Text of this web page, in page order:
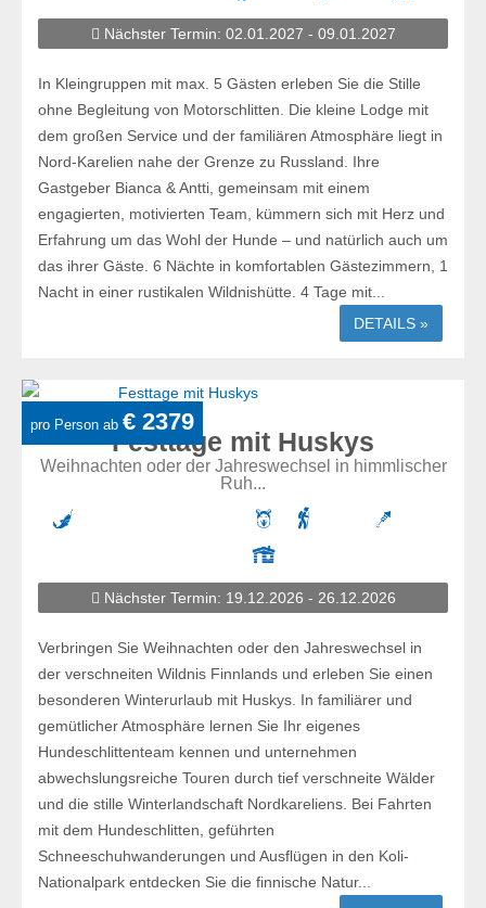
Nächster Termin: 02.01.2027 - 09.01.2027
In Kleingruppen mit max. 5 Gästen erleben Sie die Stille
ohne Begleitung von Motorschlitten. Die kleine Lodge mit
dem großen Service und der familiären Atmosphäre liegt in
Nord-Karelien nahe der Grenze zu Russland. Ihre
Gastgeber Bianca & Antti, gemeinsam mit einem
engagierten, motivierten Team, kümmern sich mit Herz und
Erfahrung um das Wohl der Hunde – und natürlich auch um
das ihrer Gäste. 6 Nächte in komfortablen Gästezimmern, 1
Nacht in einer rustikalen Wildnishütte. 4 Tage mit...
DETAILS »
pro Person ab € 2379
Festtage mit Huskys
Weihnachten oder der Jahreswechsel in himmlischer
Ruh...
Nächster Termin: 19.12.2026 - 26.12.2026
Verbringen Sie Weihnachten oder den Jahreswechsel in
der verschneiten Wildnis Finnlands und erleben Sie einen
besonderen Winterurlaub mit Huskys. In familiärer und
gemütlicher Atmosphäre lernen Sie Ihr eigenes
Hundeschlittenteam kennen und unternehmen
abwechslungsreiche Touren durch tief verschneite Wälder
und die stille Winterlandschaft Nordkareliens. Bei Fahrten
mit dem Hundeschlitten, geführten
Schneeschuhwanderungen und Ausflügen in den Koli-
Nationalpark entdecken Sie die finnische Natur...